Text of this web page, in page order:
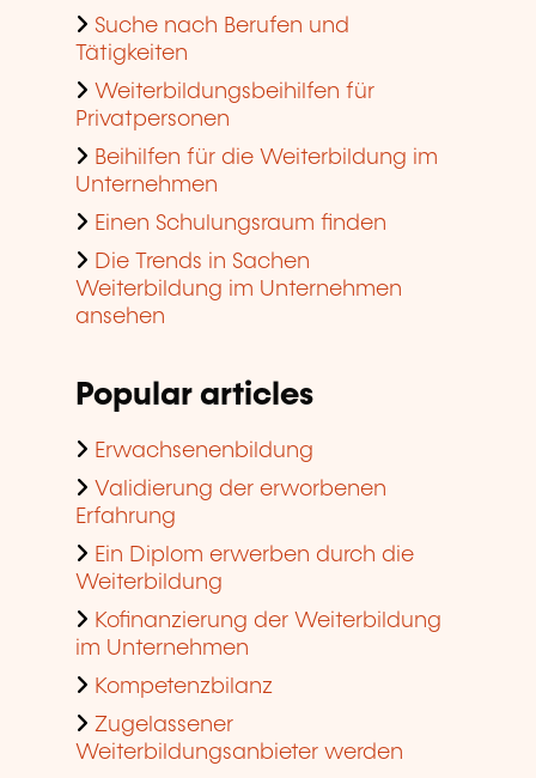
Suche nach Berufen und
Tätigkeiten
Weiterbildungsbeihilfen für
Privatpersonen
Beihilfen für die Weiterbildung im
Unternehmen
Einen Schulungsraum finden
Die Trends in Sachen
Weiterbildung im Unternehmen
ansehen
Popular articles
Erwachsenenbildung
Validierung der erworbenen
Erfahrung
Ein Diplom erwerben durch die
Weiterbildung
Kofinanzierung der Weiterbildung
im Unternehmen
Kompetenzbilanz
Zugelassener
Weiterbildungsanbieter werden